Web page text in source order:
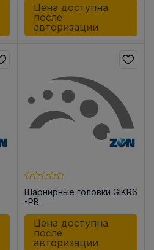
Цена доступна
после
авторизации
Шарнирные головки GIKR6
-PB
Цена доступна
после
авторизации